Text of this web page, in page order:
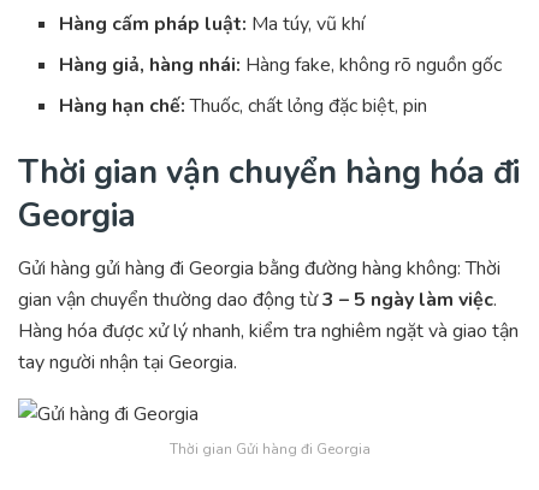
Hàng cấm pháp luật: Ma túy, vũ khí
Hàng giả, hàng nhái: Hàng fake, không rõ nguồn gốc
Hàng hạn chế:Thuốc, chất lỏng đặc biệt, pin
Thời gian vận chuyển hàng hóa đi
Georgia
Gửi hàng gửi hàng đi Georgia bằng đường hàng không: Thời
gian vận chuyển thường dao động từ3 – 5 ngày làm việc.
Hàng hóa được xử lý nhanh, kiểm tra nghiêm ngặt và giao tận
tay người nhận tại Georgia.
Thời gian Gửi hàng đi Georgia